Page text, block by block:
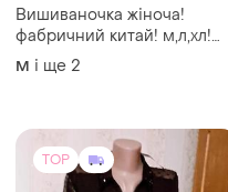
Вишиваночка жіноча!
фабричний китай! м,л,хл!
хлопок!
M і ще 2
TOP